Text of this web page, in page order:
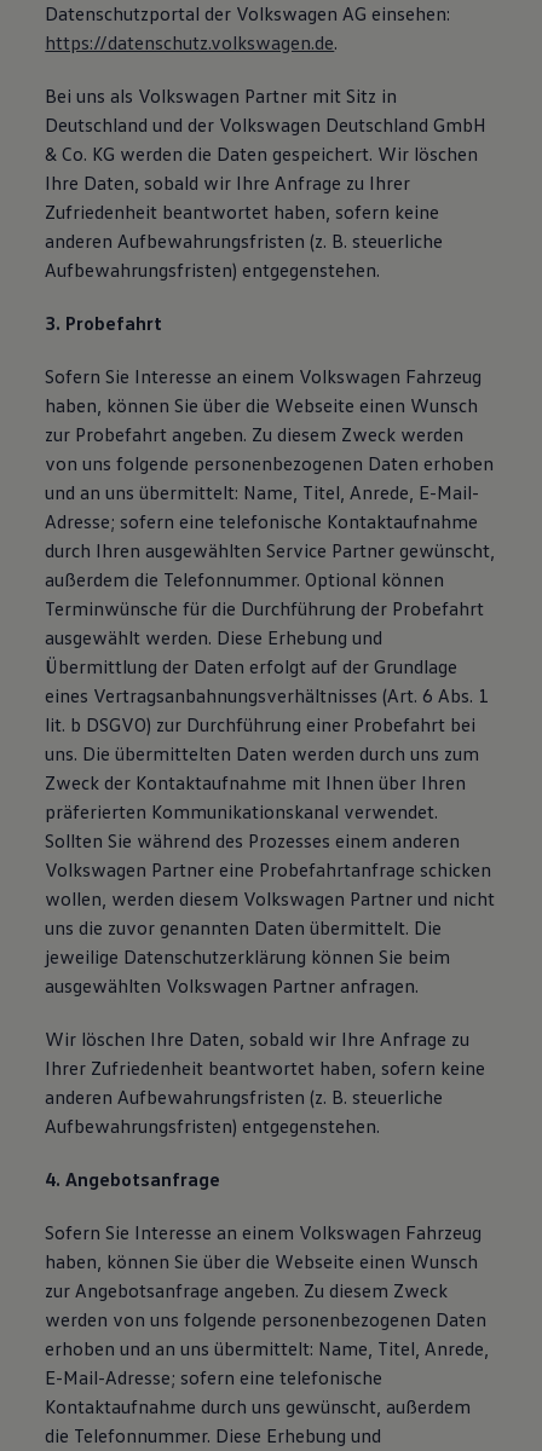
Datenschutzportal der Volkswagen AG einsehen:
https://datenschutz.volkswagen.de.
Bei uns als Volkswagen Partner mit Sitz in
Deutschland und der Volkswagen Deutschland GmbH
& Co. KG werden die Daten gespeichert. Wir löschen
Ihre Daten, sobald wir Ihre Anfrage zu Ihrer
Zufriedenheit beantwortet haben, sofern keine
anderen Aufbewahrungsfristen (z. B. steuerliche
Aufbewahrungsfristen) entgegenstehen.
3. Probefahrt
Sofern Sie Interesse an einem Volkswagen Fahrzeug
haben, können Sie über die Webseite einen Wunsch
zur Probefahrt angeben. Zu diesem Zweck werden
von uns folgende personenbezogenen Daten erhoben
und an uns übermittelt: Name, Titel, Anrede, E-Mail-
Adresse; sofern eine telefonische Kontaktaufnahme
durch Ihren ausgewählten Service Partner gewünscht,
außerdem die Telefonnummer. Optional können
Terminwünsche für die Durchführung der Probefahrt
ausgewählt werden. Diese Erhebung und
Übermittlung der Daten erfolgt auf der Grundlage
eines Vertragsanbahnungsverhältnisses (Art. 6 Abs. 1
lit. b DSGVO) zur Durchführung einer Probefahrt bei
uns. Die übermittelten Daten werden durch uns zum
Zweck der Kontaktaufnahme mit Ihnen über Ihren
präferierten Kommunikationskanal verwendet.
Sollten Sie während des Prozesses einem anderen
Volkswagen Partner eine Probefahrtanfrage schicken
wollen, werden diesem Volkswagen Partner und nicht
uns die zuvor genannten Daten übermittelt. Die
jeweilige Datenschutzerklärung können Sie beim
ausgewählten Volkswagen Partner anfragen.
Wir löschen Ihre Daten, sobald wir Ihre Anfrage zu
Ihrer Zufriedenheit beantwortet haben, sofern keine
anderen Aufbewahrungsfristen (z. B. steuerliche
Aufbewahrungsfristen) entgegenstehen.
4. Angebotsanfrage
Sofern Sie Interesse an einem Volkswagen Fahrzeug
haben, können Sie über die Webseite einen Wunsch
zur Angebotsanfrage angeben. Zu diesem Zweck
werden von uns folgende personenbezogenen Daten
erhoben und an uns übermittelt: Name, Titel, Anrede,
E-Mail-Adresse; sofern eine telefonische
Kontaktaufnahme durch uns gewünscht, außerdem
die Telefonnummer. Diese Erhebung und